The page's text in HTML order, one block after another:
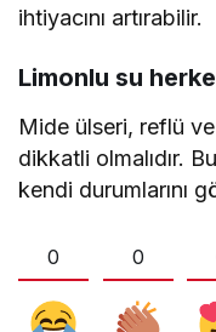
ihtiyacını artırabilir.
Limonlu su
Mide ülseri, reflü
dikkatli olmalıdır.
kendi durumlarını
0 0